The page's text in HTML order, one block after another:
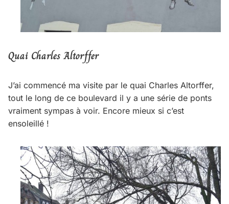
Quai Charles Altorffer
J’ai commencé ma visite par le quai Charles Altorffer,
tout le long de ce boulevard il y a une série de ponts
vraiment sympas à voir. Encore mieux si c’est
ensoleillé !